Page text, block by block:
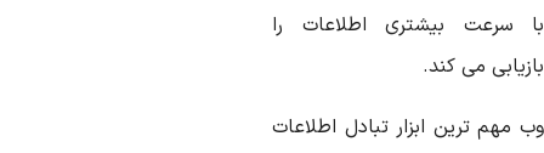
سرعت بیشتری اطلاعات
را
می کند.
مهم ترین ابزار تبادل
اطلاعات